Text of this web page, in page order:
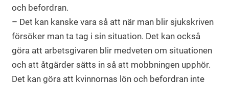
och befordran.
– Det kan kanske vara så att när man blir sjukskriven
försöker man ta tag i sin situation. Det kan också
göra att arbetsgivaren blir medveten om situationen
och att åtgärder sätts in så att mobbningen upphör.
Det kan göra att kvinnornas lön och befordran inte